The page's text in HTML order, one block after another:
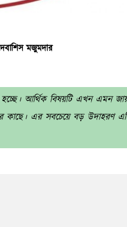
মজুমদার
আর্থিক বিষয়টি এখন এমন
কাছে। এর সবচেয়ে বড় উদাহরণ